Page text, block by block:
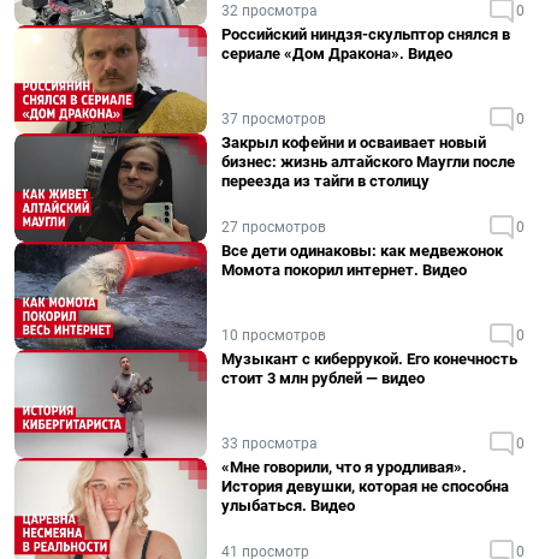
32 просмотра 0
Российский ниндзя-скульптор снялся в
сериале «Дом Дракона». Видео
37 просмотров 0
Закрыл кофейни и осваивает новый
бизнес: жизнь алтайского Маугли после
переезда из тайги в столицу
27 просмотров 0
Все дети одинаковы: как медвежонок
Момота покорил интернет. Видео
10 просмотров 0
Музыкант с киберрукой. Его конечность
стоит 3 млн рублей — видео
33 просмотра 0
«Мне говорили, что я уродливая».
История девушки, которая не способна
улыбаться. Видео
41 просмотр 0